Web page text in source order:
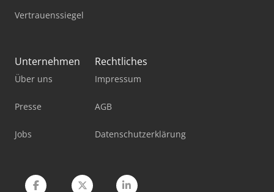
Vertrauenssiegel
Unternehmen
Über uns
Presse
Jobs
Rechtliches
Impressum
AGB
Datenschutzerklärung